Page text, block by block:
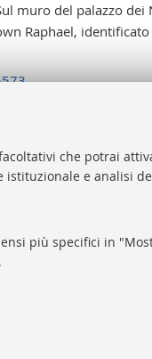
che potrai
e analisi
più specifici in
muro del palazzo dei
Raphael,
di Ateneo